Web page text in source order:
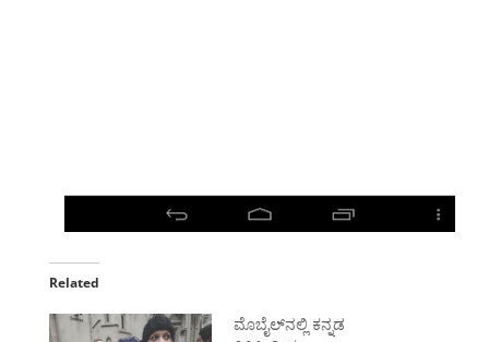
Related
ಮೊಬೈಲ್‌ನಲ್ಲಿ ಕನ್ನಡ